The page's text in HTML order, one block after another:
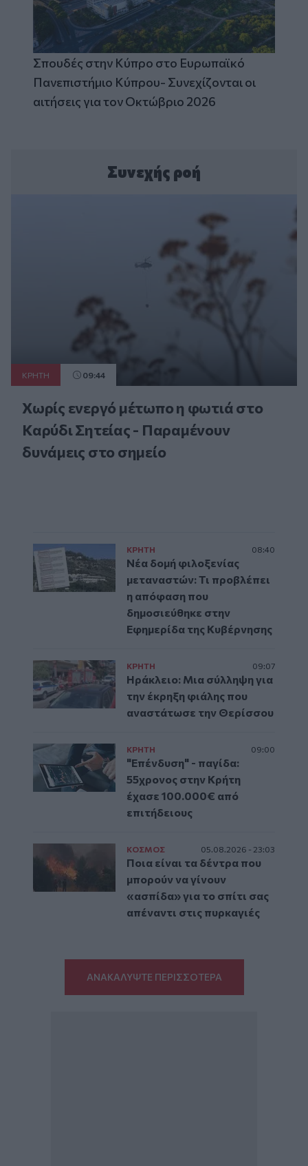
Σπουδές στην Κύπρο στο Ευρωπαϊκό
Πανεπιστήμιο Κύπρου- Συνεχίζονται οι
αιτήσεις για τον Οκτώβριο 2026
Συνεχής ροή
ΚΡΗΤΗ 09:44
Χωρίς ενεργό μέτωπο η φωτιά στο
Καρύδι Σητείας - Παραμένουν
δυνάμεις στο σημείο
ΚΡΗΤΗ 08:40
Νέα δομή φιλοξενίας
μεταναστών: Τι προβλέπει
η απόφαση που
δημοσιεύθηκε στην
Εφημερίδα της Κυβέρνησης
ΚΡΗΤΗ 09:07
Ηράκλειο: Μια σύλληψη για
την έκρηξη φιάλης που
αναστάτωσε την Θερίσσου
ΚΡΗΤΗ 09:00
"Επένδυση" - παγίδα:
55χρονος στην Κρήτη
έχασε 100.000€ από
επιτήδειους
ΚΟΣΜΟΣ 05.08.2026 - 23:03
Ποια είναι τα δέντρα που
μπορούν να γίνουν
«ασπίδα» για το σπίτι σας
απέναντι στις πυρκαγιές
ΑΝΑΚΑΛΥΨΤΕ ΠΕΡΙΣΣΟΤΕΡΑ